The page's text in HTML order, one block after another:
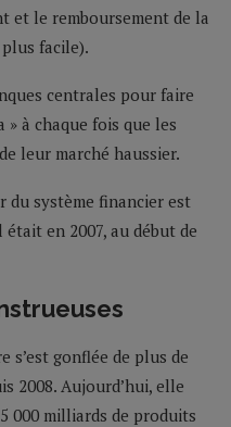
et le remboursement de la
facile).
centrales pour faire
» à chaque fois que les
leur marché haussier.
du système financier est
en 2007, au début de
s’est gonflée de plus de
2008. Aujourd’hui, elle
000 milliards de produits